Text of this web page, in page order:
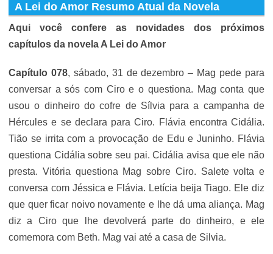
A Lei do Amor Resumo Atual da Novela
Aqui você confere as novidades dos próximos
capítulos da novela A Lei do Amor
Capítulo 078, sábado, 31 de dezembro – Mag pede para
conversar a sós com Ciro e o questiona. Mag conta que
usou o dinheiro do cofre de Sílvia para a campanha de
Hércules e se declara para Ciro. Flávia encontra Cidália.
Tião se irrita com a provocação de Edu e Juninho. Flávia
questiona Cidália sobre seu pai. Cidália avisa que ele não
presta. Vitória questiona Mag sobre Ciro. Salete volta e
conversa com Jéssica e Flávia. Letícia beija Tiago. Ele diz
que quer ficar noivo novamente e lhe dá uma aliança. Mag
diz a Ciro que lhe devolverá parte do dinheiro, e ele
comemora com Beth. Mag vai até a casa de Silvia.